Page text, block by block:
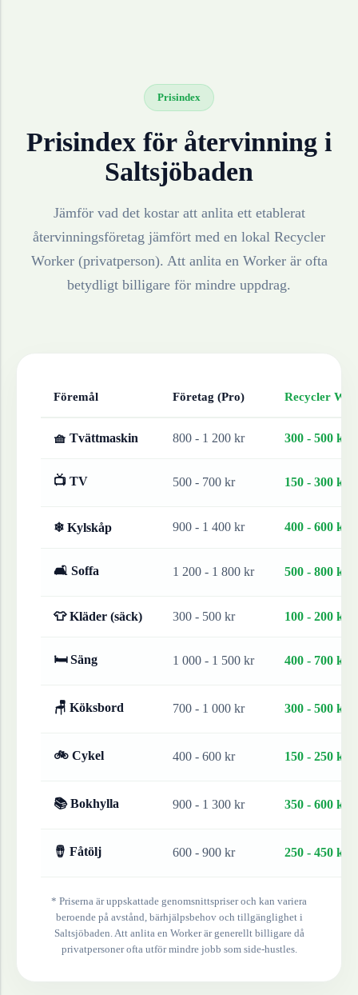
Prisindex
Prisindex för återvinning i
Saltsjöbaden
Jämför vad det kostar att anlita ett etablerat
återvinningsföretag jämfört med en lokal Recycler
Worker (privatperson). Att anlita en Worker är ofta
betydligt billigare för mindre uppdrag.
Föremål Företag (Pro) Recycler
🧺 Tvättmaskin 800 - 1 200 kr 300 - 500 kr
📺 TV 500 - 700 kr 150 - 300 kr
❄ Kylskåp 900 - 1 400 kr 400 - 600 kr
🛋 Soffa 1 200 - 1 800 kr 500 - 800 kr
👕 Kläder (säck) 300 - 500 kr 100 - 200 kr
🛏 Säng 1 000 - 1 500 kr 400 - 700 kr
🪑 Köksbord 700 - 1 000 kr 300 - 500 kr
🚲 Cykel 400 - 600 kr 150 - 250 kr
📚 Bokhylla 900 - 1 300 kr 350 - 600 kr
🪘 Fåtölj 600 - 900 kr 250 - 450 kr
* Priserna är uppskattade genomsnittspriser och kan variera
beroende på avstånd, bärhjälpsbehov och tillgänglighet i
Saltsjöbaden. Att anlita en Worker är generellt billigare då
privatpersoner ofta utför mindre jobb som side-hustles.